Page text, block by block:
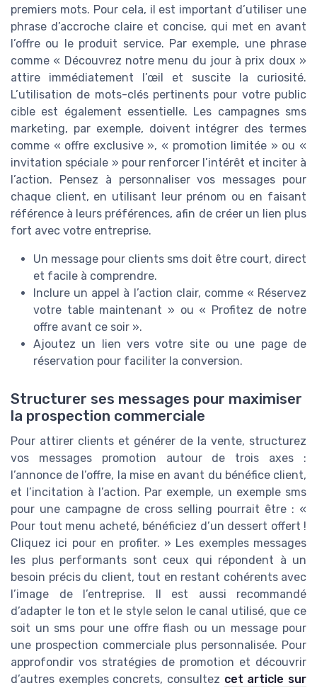
premiers mots. Pour cela, il est important d’utiliser une
phrase d’accroche claire et concise, qui met en avant
l’offre ou le produit service. Par exemple, une phrase
comme « Découvrez notre menu du jour à prix doux »
attire immédiatement l’œil et suscite la curiosité.
L’utilisation de mots-clés pertinents pour votre public
cible est également essentielle. Les campagnes sms
marketing, par exemple, doivent intégrer des termes
comme « offre exclusive », « promotion limitée » ou «
invitation spéciale » pour renforcer l’intérêt et inciter à
l’action. Pensez à personnaliser vos messages pour
chaque client, en utilisant leur prénom ou en faisant
référence à leurs préférences, afin de créer un lien plus
fort avec votre entreprise.
Un message pour clients sms doit être court, direct
et facile à comprendre.
Inclure un appel à l’action clair, comme « Réservez
votre table maintenant » ou « Profitez de notre
offre avant ce soir ».
Ajoutez un lien vers votre site ou une page de
réservation pour faciliter la conversion.
Structurer ses messages pour maximiser
la prospection commerciale
Pour attirer clients et générer de la vente, structurez
vos messages promotion autour de trois axes :
l’annonce de l’offre, la mise en avant du bénéfice client,
et l’incitation à l’action. Par exemple, un exemple sms
pour une campagne de cross selling pourrait être : «
Pour tout menu acheté, bénéficiez d’un dessert offert !
Cliquez ici pour en profiter. » Les exemples messages
les plus performants sont ceux qui répondent à un
besoin précis du client, tout en restant cohérents avec
l’image de l’entreprise. Il est aussi recommandé
d’adapter le ton et le style selon le canal utilisé, que ce
soit un sms pour une offre flash ou un message pour
une prospection commerciale plus personnalisée. Pour
approfondir vos stratégies de promotion et découvrir
d’autres exemples concrets, consultez cet article sur